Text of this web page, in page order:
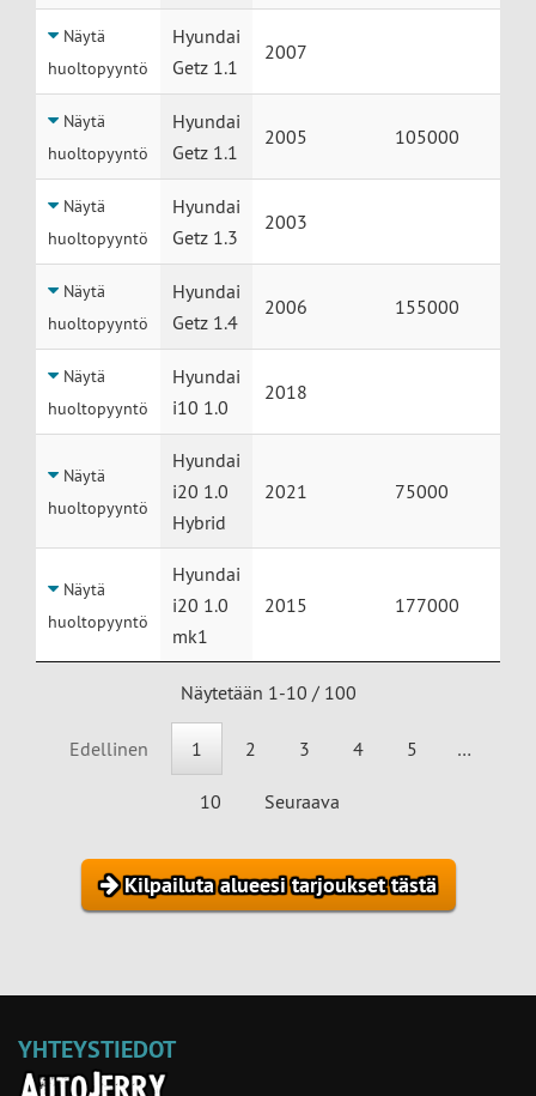
Näytä
huoltopyyntö
Hyundai
Getz 1.1
2007
Näytä
huoltopyyntö
Hyundai
Getz 1.1
2005 105000
Näytä
huoltopyyntö
Hyundai
Getz 1.3
2003
Näytä
huoltopyyntö
Hyundai
Getz 1.4
2006 155000
Näytä
huoltopyyntö
Hyundai
i10 1.0
2018
Näytä
huoltopyyntö
Hyundai
i20 1.0
Hybrid
2021 75000
Näytä
huoltopyyntö
Hyundai
i20 1.0
mk1
2015 177000
Näytetään 1-10 / 100
Edellinen 1 2 3 4 5 …
10 Seuraava
Kilpailuta alueesi tarjoukset tästä
YHTEYSTIEDOT